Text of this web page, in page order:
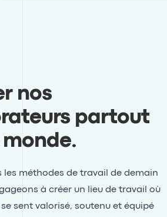
nos
partout
.
les méthodes de travail de demain
à créer un lieu de travail où
sent valorisé, soutenu et équipé